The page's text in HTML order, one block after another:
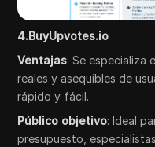
4.BuyUpvotes.io
Ventajas: Se especializa
reales y asequibles de
rápido y fácil.
Público objetivo: Ideal
presupuesto,